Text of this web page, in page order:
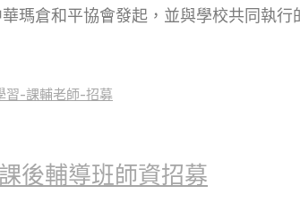
瑪倉和平協會發起，並與學校共同執
後輔導班師資招募